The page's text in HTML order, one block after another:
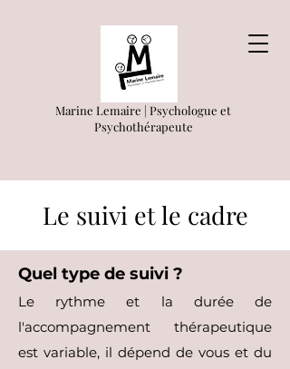
Marine Lemaire | Psychologue et
Psychothérapeute
Le suivi et le cadre
Quel type de suivi ?
Le rythme et la durée de
l'accompagnement thérapeutique
est variable, il dépend de vous et du